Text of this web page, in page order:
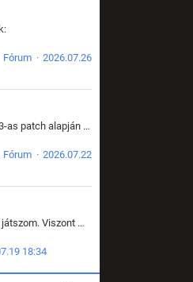
· 2026.07.26
Kártya változások a 36.0.3-as patch alapján frissítve az adatbázisban (képek is cserélve).
· 2026.07.22
Amióta bejött, csak ezzel játszom. Viszont mint minden más - akár az alapjáték is, ez is baromira összetett lett. Néha már pár kör után is esélytelen az egész. Vagy irreállisan túltápol valaki, vagy lelép a partner, vagy csak hülye mint a segg. És amikor eljönne az én időm, na akkor jön el mindenki másé is. Engem jobban érdekelne, hogy ki milyen ratingen szokott játszani. Na ez lenne egy érdekes adat.
18:34